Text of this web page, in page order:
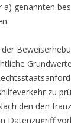
a) genannten
zu
den den
Datenzugriff